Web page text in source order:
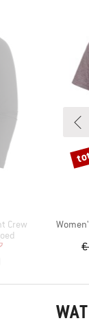
Crew
prijs
Artikel